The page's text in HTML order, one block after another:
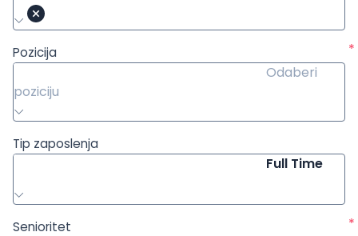
Pozicija
*
Odaberi
poziciju
Tip zaposlenja
Full Time
Senioritet
*